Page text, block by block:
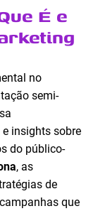
É e
no
semi-
insights sobre
do público-
, as
de
que